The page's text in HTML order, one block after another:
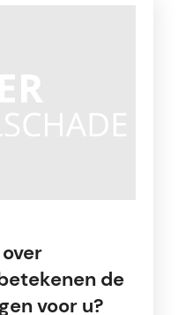
de
voor u?